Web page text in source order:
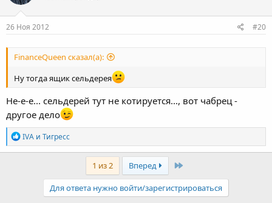
и
:
26 Ноя 2012 #20
FinanceQueen сказал(а):
Ну тогда ящик сельдерея
Не-е-е... сельдерей тут не котируется..., вот чабрец -
другое дело
Р
е
а
IVA и Тигресс
1 из 2 Вперед Последняя
Для ответа нужно войти/зарегистрироваться